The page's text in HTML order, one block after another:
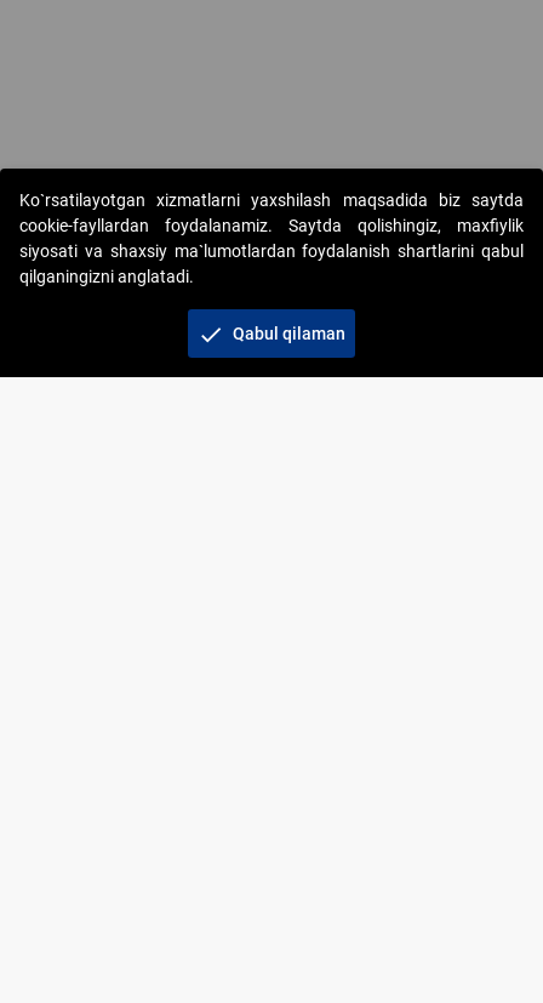
Copyright © 2017-2026. "Elektron onlayn-auksionlarni
tashkil etish" AJ. Barcha huquqlar himoyalangan
Ko`rsatilayotgan xizmatlarni yaxshilash maqsadida biz saytda
cookie-fayllardan foydalanamiz. Saytda qolishingiz, maxfiylik
siyosati va shaxsiy ma`lumotlardan foydalanish shartlarini qabul
qilganingizni anglatadi.
check Qabul qilaman